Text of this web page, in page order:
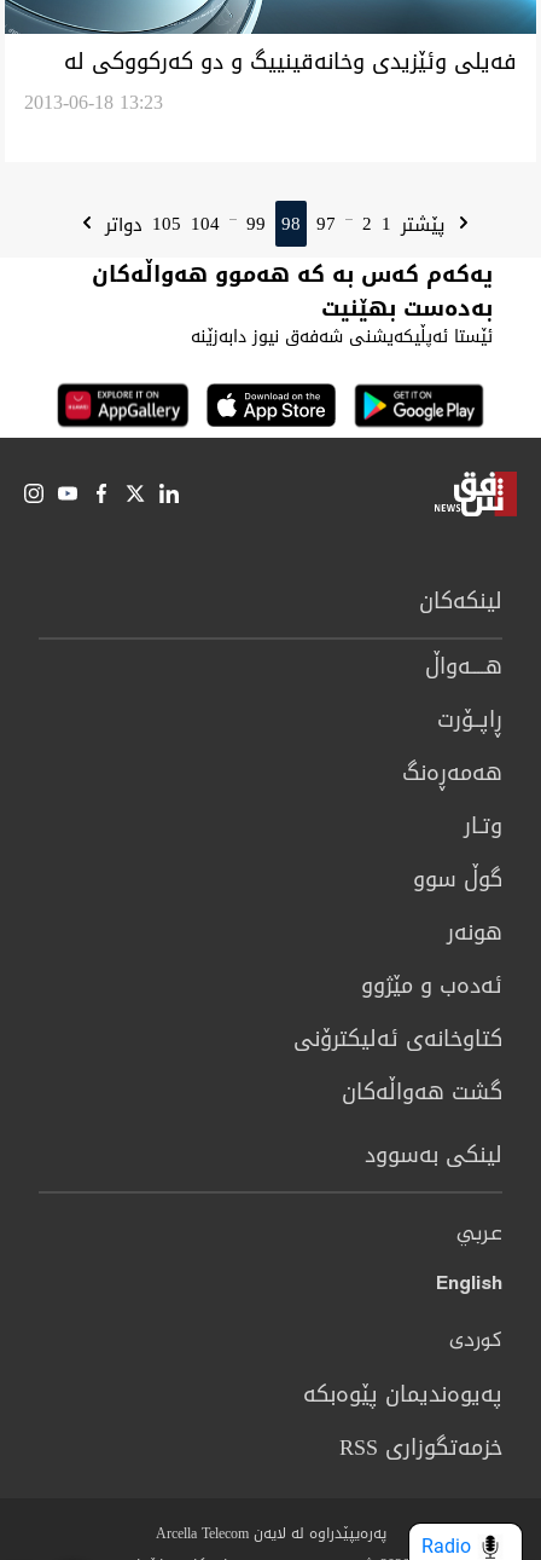
فه‌يلی وئێزيدی وخانه‌قينیيگ و دو كه‌ركووكی له‌
ليست يه‌كێتی ئه‌را هه‌ڵوژاردنه‌يل په‌رله‌مان2013-06-18 13:23
پێشتر 1
2
...
97
98
99
...
104
105 دواتر
یەکەم کەس بە کە هەموو هەواڵەکان
بەدەست بهێنیت
ئێستا ئەپڵیکەیشنی شەفەق نیوز دابەزێنە
لینكەكان
هــــه‌واڵ
ڕاپــۆرت
هه‌مه‌ڕه‌نگ
وتـار
گوڵ سوو
هونه‌ر
ئەدەب و مێژوو
كتاوخانه‌ی ئه‌ليكترۆنی
گشت هەواڵەکان
لینکی بەسوود
عربي
English
کوردی
پەیوەندیمان پێوەبکە
خزمەتگوزاری RSS
پەرەیپێدراوە لە لایەن Arcella Telecom
Radio